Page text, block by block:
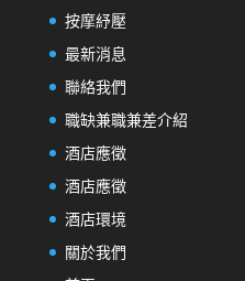
按摩紓壓
最新消息
聯絡我們
職缺兼職兼差介紹
酒店應徵
酒店應徵
酒店環境
關於我們